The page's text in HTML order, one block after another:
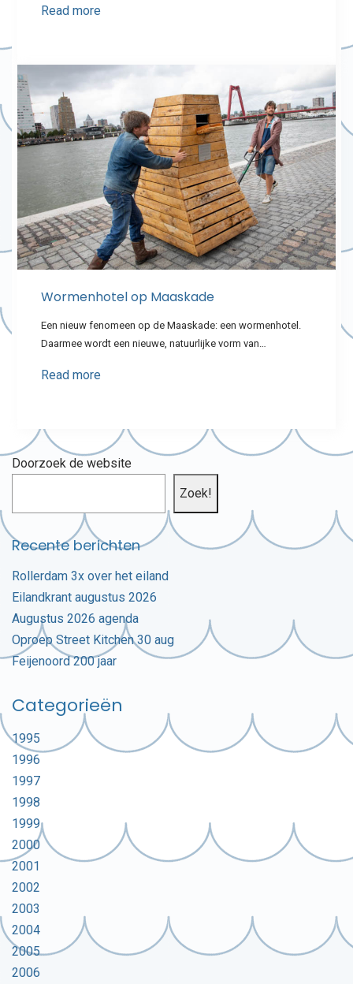
Read more
Wormenhotel op Maaskade
Een nieuw fenomeen op de Maaskade: een wormenhotel.
Daarmee wordt een nieuwe, natuurlijke vorm van…
Read more
Doorzoek de website
Zoek!
Recente berichten
Rollerdam 3x over het eiland
Eilandkrant augustus 2026
Augustus 2026 agenda
Oproep Street Kitchen 30 aug
Feijenoord 200 jaar
Categorieën
1995
1996
1997
1998
1999
2000
2001
2002
2003
2004
2005
2006